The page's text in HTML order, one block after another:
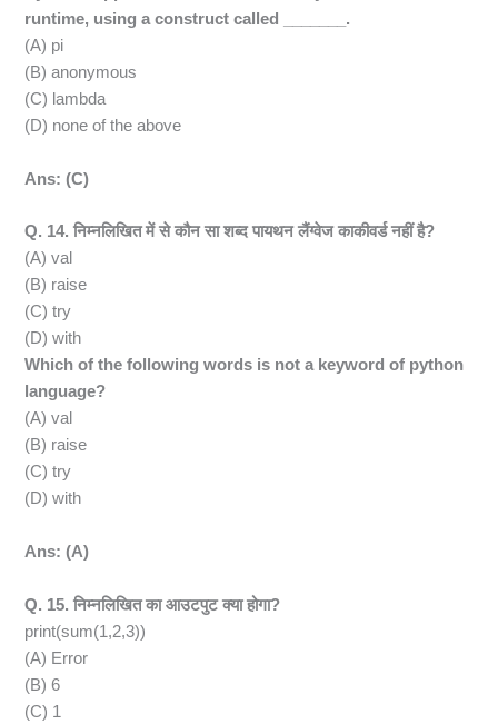
runtime, using a construct called _______.
(A) pi
(B) anonymous
(C) lambda
(D) none of the above
Ans: (C)
Q. 14. निम्नलिखित में से कौन सा शब्द पायथन लैंग्वेज काकीवर्ड नहीं है?
(A) val
(B) raise
(C) try
(D) with
Which of the following words is not a keyword of python
language?
(A) val
(B) raise
(C) try
(D) with
Ans: (A)
Q. 15. निम्नलिखित का आउटपुट क्या होगा?
print(sum(1,2,3))
(A) Error
(B) 6
(C) 1